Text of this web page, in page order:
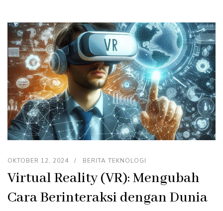
OKTOBER 12, 2024 BERITA TEKNOLOGI
Virtual Reality (VR): Mengubah
Cara Berinteraksi dengan Dunia